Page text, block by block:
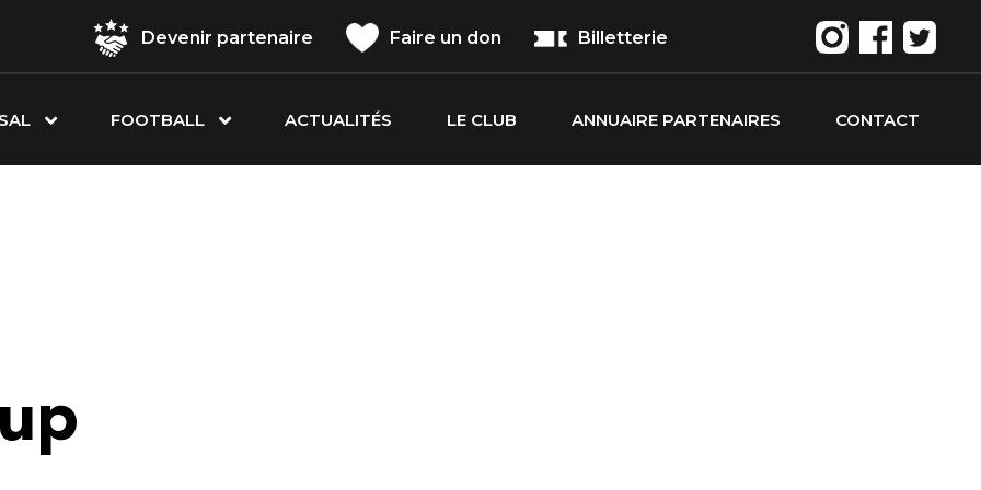
Devenir partenaire Faire un don Billetterie
FOOTBALL ACTUALITÉS LE CLUB ANNUAIRE PARTENAIRES CONTACT